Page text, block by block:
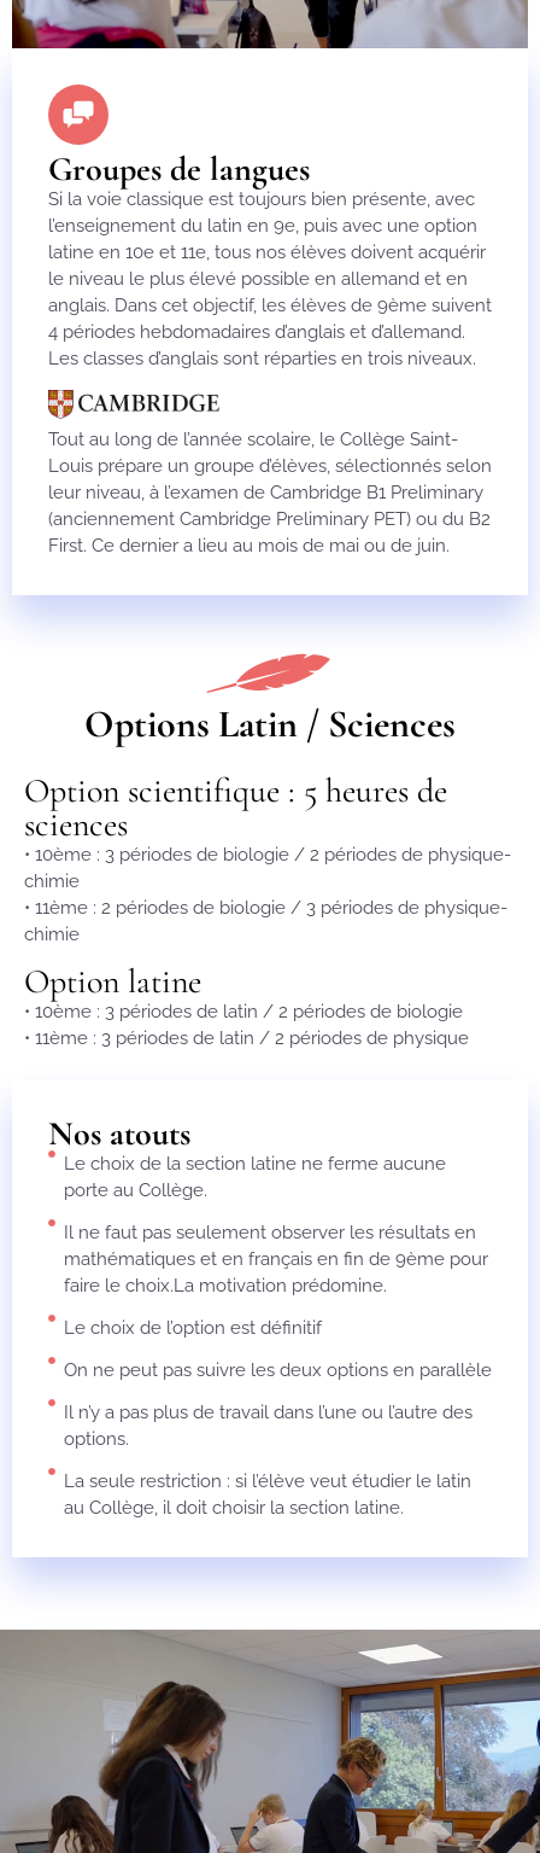
Groupes de langues
Si la voie classique est toujours bien présente, avec
l’enseignement du latin en 9e, puis avec une option
latine en 10e et 11e, tous nos élèves doivent acquérir
le niveau le plus élevé possible en allemand et en
anglais. Dans cet objectif, les élèves de 9ème suivent
4 périodes hebdomadaires d’anglais et d’allemand.
Les classes d’anglais sont réparties en trois niveaux.
Tout au long de l’année scolaire, le Collège Saint-
Louis prépare un groupe d’élèves, sélectionnés selon
leur niveau, à l’examen de Cambridge B1 Preliminary
(anciennement Cambridge Preliminary PET) ou du B2
First. Ce dernier a lieu au mois de mai ou de juin.
Options Latin / Sciences
Option scientifique : 5 heures de
sciences​
• 10ème : 3 périodes de biologie / 2 périodes de physique-
chimie
• 11ème : 2 périodes de biologie / 3 périodes de physique-
chimie
Option latine​
• 10ème : 3 périodes de latin / 2 périodes de biologie
• 11ème : 3 périodes de latin / 2 périodes de physique
Nos atouts
Le choix de la section latine ne ferme aucune
porte au Collège.
Il ne faut pas seulement observer les résultats en
mathématiques et en français en fin de 9ème pour
faire le choix.La motivation prédomine.
Le choix de l’option est définitif
On ne peut pas suivre les deux options en parallèle
Il n’y a pas plus de travail dans l’une ou l’autre des
options.
La seule restriction : si l’élève veut étudier le latin
au Collège, il doit choisir la section latine.